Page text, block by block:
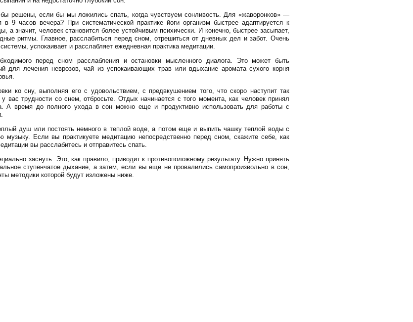
решены, если бы мы ложились спать, когда чувствуем сонливость. Для «жаворонков» —
часов вечера? При систематической практике йоги организм быстрее адаптируется к
а значит, человек становится более устойчивым психически. И конечно, быстрее засыпает,
ритмы. Главное, расслабиться перед сном, отрешиться от дневных дел и забот. Очень
успокаивает и расслабляет ежедневная практика медитации.
перед сном расслабления и остановки мысленного диалога. Это может быть
для лечения неврозов, чай из успокаивающих трав или вдыхание аромата сухого корня
ко сну, выполняя его с удовольствием, с предвкушением того, что скоро наступит так
трудности со снем, отбросьте. Отдых начинается с того момента, как человек принял
А время до полного ухода в сон можно еще и продуктивно использовать для работы с
душ или постоять немного в теплой воде, а потом еще и выпить чашку теплой воды с
Если вы практикуете медитацию непосредственно перед сном, скажите себе, как
вы расслабитесь и отправитесь спать.
заснуть. Это, как правило, приводит к противоположному результату. Нужно принять
ступенчатое дыхание, а затем, если вы еще не провалились самопроизвольно в сон,
методики которой будут изложены ниже.